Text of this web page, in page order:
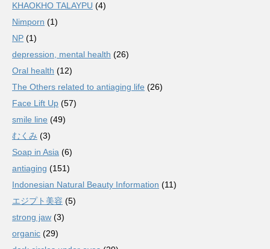
KHAOKHO TALAYPU (4)
Nimporn (1)
NP (1)
depression, mental health (26)
Oral health (12)
The Others related to antiaging life (26)
Face Lift Up (57)
smile line (49)
むくみ (3)
Soap in Asia (6)
antiaging (151)
Indonesian Natural Beauty Information (11)
エジプト美容 (5)
strong jaw (3)
organic (29)